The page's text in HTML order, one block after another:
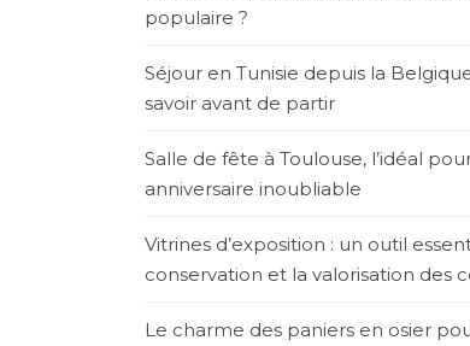
populaire ?
Séjour en Tunisie depuis la
savoir avant de partir
Salle de fête à Toulouse, l’idéal
anniversaire inoubliable
Vitrines d’exposition : un outil
conservation et la valorisation des
Le charme des paniers en osier